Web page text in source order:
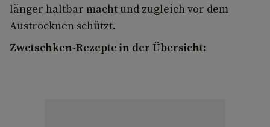
länger haltbar macht und zugleich vor dem
Austrocknen schützt.
Zwetschken-Rezepte in der Übersicht: